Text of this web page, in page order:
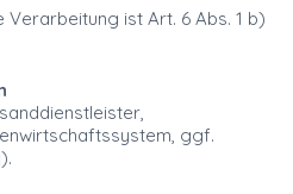
ist Art. 6 Abs. 1 b)
ggf.